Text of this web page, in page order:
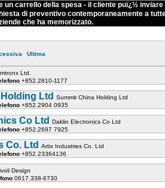
un carrello della spesa - il cliente puï¿½ inviare
di preventivo contemporaneamente a
che ha memorizzato.
Ultima
Ltd.
+852.2810-1177
Ltd
Summit China Holding Ltd
+852.2904 0935
Co Ltd
Daklin Electronics Co Ltd
+852.2697 7925
Co. Ltd
Artix Industries Co. Ltd
+852.23364136
Design
0617.338-6730